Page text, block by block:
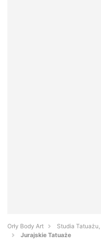
Orły Body Art
Studia
Jurajskie Tatuaże